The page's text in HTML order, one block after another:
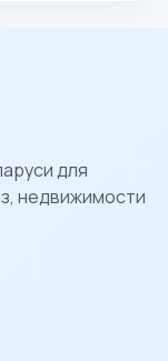
для
недвижимости